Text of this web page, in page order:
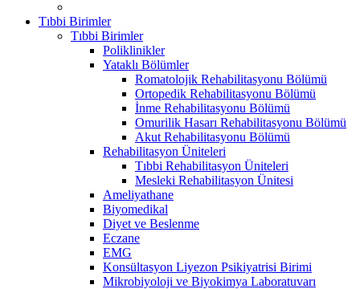
Tıbbi Birimler
Tıbbi Birimler
Poliklinikler
Yataklı Bölümler
Romatolojik Rehabilitasyonu Bölümü
Ortopedik Rehabilitasyonu Bölümü
İnme Rehabilitasyonu Bölümü
Omurilik Hasarı Rehabilitasyonu Bölümü
Akut Rehabilitasyonu Bölümü
Rehabilitasyon Üniteleri
Tıbbi Rehabilitasyon Üniteleri
Mesleki Rehabilitasyon Ünitesi
Ameliyathane
Biyomedikal
Diyet ve Beslenme
Eczane
EMG
Konsültasyon Liyezon Psikiyatrisi Birimi
Mikrobiyoloji ve Biyokimya Laboratuvarı